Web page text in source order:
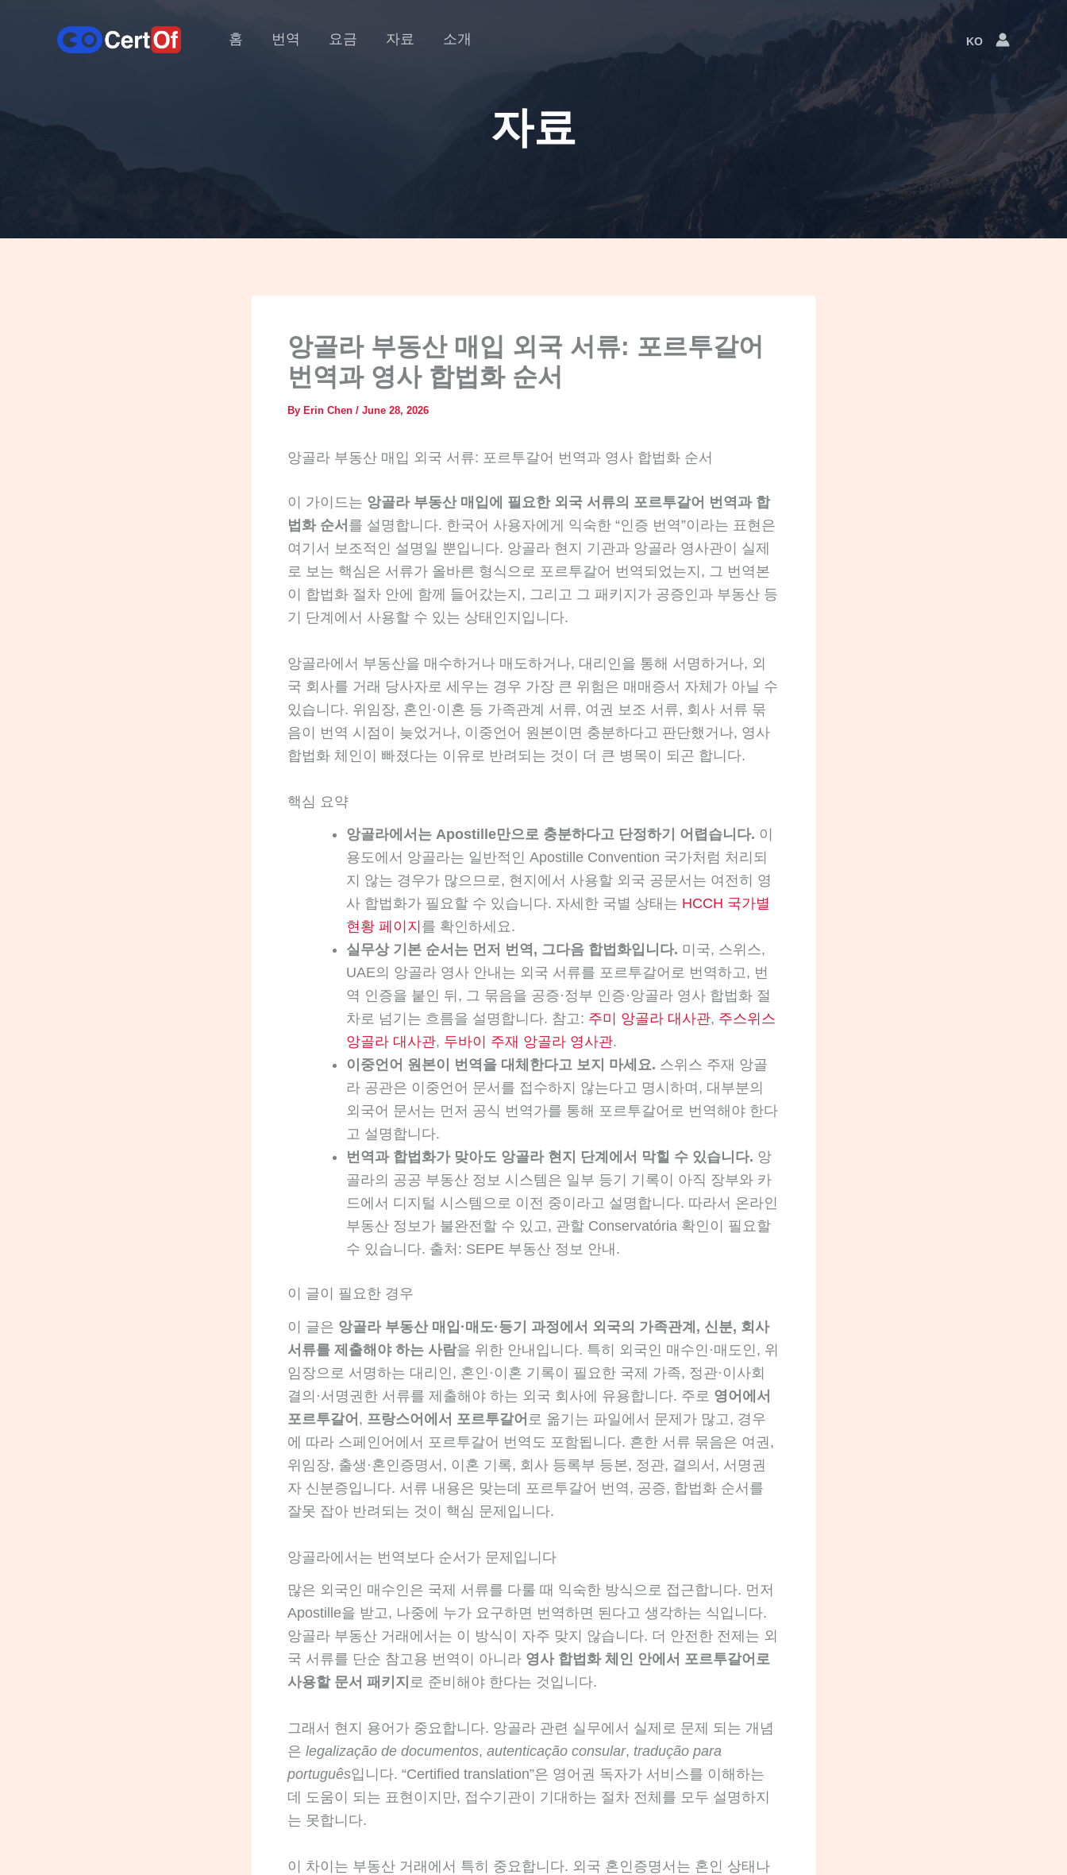
홈 번역 요금 자료 소개 KO
Language
Switcher
자료
앙골라 부동산 매입 외국 서류: 포르투갈어
번역과 영사 합법화 순서
By Erin Chen / June 28, 2026
앙골라 부동산 매입 외국 서류: 포르투갈어 번역과 영사 합법화 순서
이 가이드는 앙골라 부동산 매입에 필요한 외국 서류의 포르투갈어 번역과 합
법화 순서 를 설명합니다. 한국어 사용자에게 익숙한 “인증 번역”이라는 표현은
여기서 보조적인 설명일 뿐입니다. 앙골라 현지 기관과 앙골라 영사관이 실제
로 보는 핵심은 서류가 올바른 형식으로 포르투갈어 번역되었는지, 그 번역본
이 합법화 절차 안에 함께 들어갔는지, 그리고 그 패키지가 공증인과 부동산 등
기 단계에서 사용할 수 있는 상태인지입니다.
앙골라에서 부동산을 매수하거나 매도하거나, 대리인을 통해 서명하거나, 외
국 회사를 거래 당사자로 세우는 경우 가장 큰 위험은 매매증서 자체가 아닐 수
있습니다. 위임장, 혼인·이혼 등 가족관계 서류, 여권 보조 서류, 회사 서류 묶
음이 번역 시점이 늦었거나, 이중언어 원본이면 충분하다고 판단했거나, 영사
합법화 체인이 빠졌다는 이유로 반려되는 것이 더 큰 병목이 되곤 합니다.
핵심 요약
앙골라에서는 Apostille만으로 충분하다고 단정하기 어렵습니다. 이
용도에서 앙골라는 일반적인 Apostille Convention 국가처럼 처리되
지 않는 경우가 많으므로, 현지에서 사용할 외국 공문서는 여전히 영
사 합법화가 필요할 수 있습니다. 자세한 국별 상태는 HCCH 국가별
현황 페이지 를 확인하세요.
실무상 기본 순서는 먼저 번역, 그다음 합법화입니다. 미국, 스위스,
UAE의 앙골라 영사 안내는 외국 서류를 포르투갈어로 번역하고, 번
역 인증을 붙인 뒤, 그 묶음을 공증·정부 인증·앙골라 영사 합법화 절
차로 넘기는 흐름을 설명합니다. 참고: 주미 앙골라 대사관, 주스위스
앙골라 대사관, 두바이 주재 앙골라 영사관.
이중언어 원본이 번역을 대체한다고 보지 마세요. 스위스 주재 앙골
라 공관은 이중언어 문서를 접수하지 않는다고 명시하며, 대부분의
외국어 문서는 먼저 공식 번역가를 통해 포르투갈어로 번역해야 한다
고 설명합니다.
번역과 합법화가 맞아도 앙골라 현지 단계에서 막힐 수 있습니다. 앙
골라의 공공 부동산 정보 시스템은 일부 등기 기록이 아직 장부와 카
드에서 디지털 시스템으로 이전 중이라고 설명합니다. 따라서 온라인
부동산 정보가 불완전할 수 있고, 관할 Conservatória 확인이 필요할
수 있습니다. 출처: SEPE 부동산 정보 안내.
이 글이 필요한 경우
이 글은 앙골라 부동산 매입·매도·등기 과정에서 외국의 가족관계, 신분, 회사
서류를 제출해야 하는 사람을 위한 안내입니다. 특히 외국인 매수인·매도인, 위
임장으로 서명하는 대리인, 혼인·이혼 기록이 필요한 국제 가족, 정관·이사회
결의·서명권한 서류를 제출해야 하는 외국 회사에 유용합니다. 주로 영어에서
포르투갈어 , 프랑스어에서 포르투갈어 로 옮기는 파일에서 문제가 많고, 경우
에 따라 스페인어에서 포르투갈어 번역도 포함됩니다. 흔한 서류 묶음은 여권,
위임장, 출생·혼인증명서, 이혼 기록, 회사 등록부 등본, 정관, 결의서, 서명권
자 신분증입니다. 서류 내용은 맞는데 포르투갈어 번역, 공증, 합법화 순서를
잘못 잡아 반려되는 것이 핵심 문제입니다.
앙골라에서는 번역보다 순서가 문제입니다
많은 외국인 매수인은 국제 서류를 다룰 때 익숙한 방식으로 접근합니다. 먼저
Apostille을 받고, 나중에 누가 요구하면 번역하면 된다고 생각하는 식입니다.
앙골라 부동산 거래에서는 이 방식이 자주 맞지 않습니다. 더 안전한 전제는 외
국 서류를 단순 참고용 번역이 아니라 영사 합법화 체인 안에서 포르투갈어로
사용할 문서 패키지 로 준비해야 한다는 것입니다.
그래서 현지 용어가 중요합니다. 앙골라 관련 실무에서 실제로 문제 되는 개념
은 legalização de documentos, autenticação consular, tradução para
português입니다. “Certified translation”은 영어권 독자가 서비스를 이해하는
데 도움이 되는 표현이지만, 접수기관이 기대하는 절차 전체를 모두 설명하지
는 못합니다.
이 차이는 부동산 거래에서 특히 중요합니다. 외국 혼인증명서는 혼인 상태나